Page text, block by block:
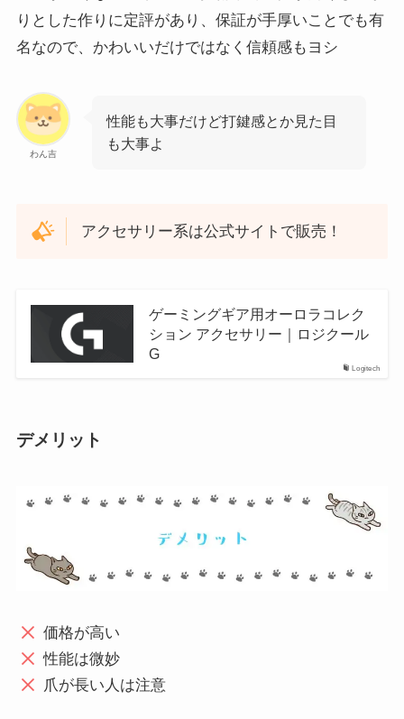
りとした作りに定評があり、保証が手厚いことでも有
名なので、かわいいだけではなく信頼感もヨシ
わん吉
性能も大事だけど打鍵感とか見た目
も大事よ
アクセサリー系は公式サイトで販売！
Logitech
ゲーミングギア用オーロラコレク
ション アクセサリー｜ロジクール
G
デメリット
価格が高い
性能は微妙
爪が長い人は注意